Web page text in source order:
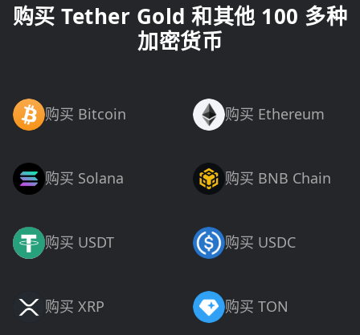
购买 Tether Gold 和其他 100 多种
加密货币
购买 Bitcoin 购买 Ethereum
购买 Solana 购买 BNB Chain
购买 USDT 购买 USDC
购买 XRP 购买 TON